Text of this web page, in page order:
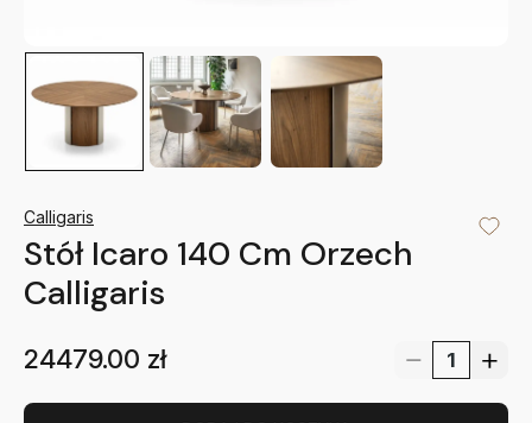
Calligaris
Stół Icaro 140 Cm Orzech
Calligaris
24479.00 zł